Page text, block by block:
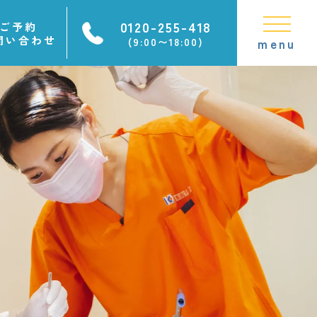
ご予約
い合わせ
0120-255-418
(9:00〜18:00) menu